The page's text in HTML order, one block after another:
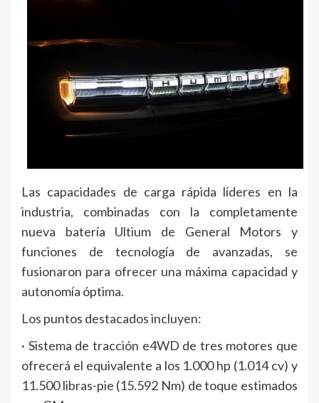
Las capacidades de carga rápida líderes en la
industria, combinadas con la completamente
nueva batería Ultium de General Motors y
funciones de tecnología de avanzadas, se
fusionaron para ofrecer una máxima capacidad y
autonomía óptima.
Los puntos destacados incluyen:
· Sistema de tracción e4WD de tres motores que
ofrecerá el equivalente a los 1.000 hp (1.014 cv) y
11.500 libras-pie (15.592 Nm) de toque estimados